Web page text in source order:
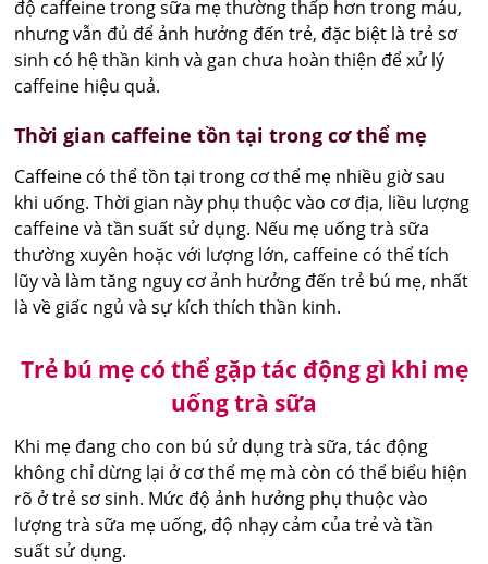
độ caffeine trong sữa mẹ thường thấp hơn trong máu,
nhưng vẫn đủ để ảnh hưởng đến trẻ, đặc biệt là trẻ sơ
sinh có hệ thần kinh và gan chưa hoàn thiện để xử lý
caffeine hiệu quả.
Thời gian caffeine tồn tại trong cơ thể mẹ
Caffeine có thể tồn tại trong cơ thể mẹ nhiều giờ sau
khi uống. Thời gian này phụ thuộc vào cơ địa, liều lượng
caffeine và tần suất sử dụng. Nếu mẹ uống trà sữa
thường xuyên hoặc với lượng lớn, caffeine có thể tích
lũy và làm tăng nguy cơ ảnh hưởng đến trẻ bú mẹ, nhất
là về giấc ngủ và sự kích thích thần kinh.
Trẻ bú mẹ có thể gặp tác động gì khi mẹ
uống trà sữa
Khi mẹ đang cho con bú sử dụng trà sữa, tác động
không chỉ dừng lại ở cơ thể mẹ mà còn có thể biểu hiện
rõ ở trẻ sơ sinh. Mức độ ảnh hưởng phụ thuộc vào
lượng trà sữa mẹ uống, độ nhạy cảm của trẻ và tần
suất sử dụng.